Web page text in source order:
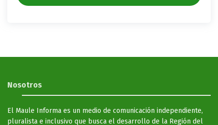
Nosotros
El Maule Informa es un medio de comunicación independiente,
pluralista e inclusivo que busca el desarrollo de la Región del